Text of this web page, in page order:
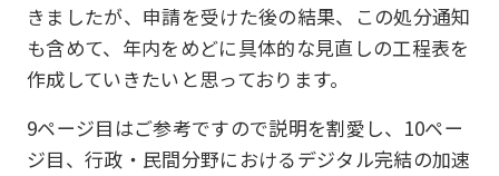
きましたが、申請を受けた後の結果、この処分通知
も含めて、年内をめどに具体的な見直しの工程表を
作成していきたいと思っております。
9ページ目はご参考ですので説明を割愛し、10ペー
ジ目、行政・民間分野におけるデジタル完結の加速